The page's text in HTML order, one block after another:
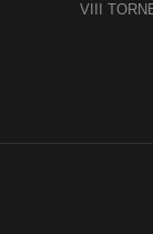
VIII